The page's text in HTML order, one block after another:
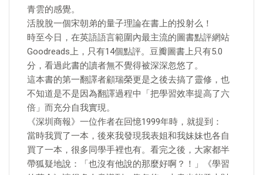
青雲的感覺。
活脫脫一個宋朝弟的量子理論在書上的投射么！
時至今日，在英語語言範圍內最主流的圖書點評網站
Goodreads上，只有14個點評。豆瓣圖書上只有5.0
分，看過此書的讀者無不覺得被深深忽悠了。
這本書的第一翻譯者顧瑞榮更是之後去搞了靈修，也
不知道是不是因為翻譯過程中「把學習效率提高了六
倍」而充分自我實現。
《深圳商報》一位作者在回憶1999年時，就提到：
當時我買了一本，後來我發現我表姐和我妹妹也各自
買了一本，很多同學手裡也有。看完之後，大家都半
帶狐疑地說：「也沒有他說的那麼好啊？！」《學習